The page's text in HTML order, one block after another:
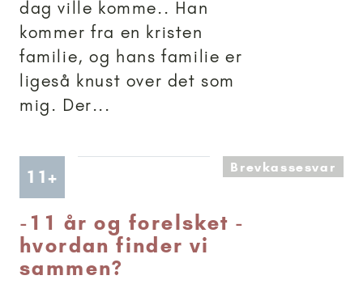
dag ville komme.. Han
kommer fra en kristen
familie, og hans familie er
ligeså knust over det som
mig. Der...
11+ Artikler anbefalet til 11+Brevkassesvar
- 11 år og forelsket -
hvordan finder vi
sammen?